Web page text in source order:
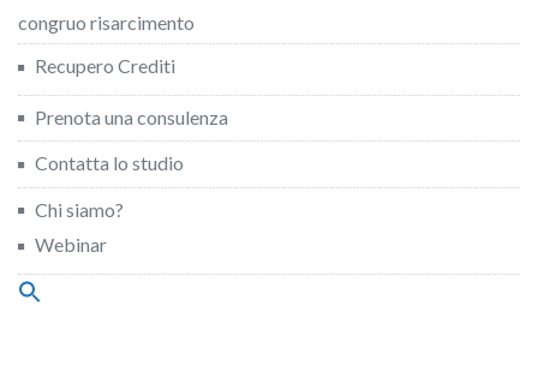
congruo risarcimento
Recupero Crediti
Prenota una consulenza
Contatta lo studio
Chi siamo?
Webinar
Search